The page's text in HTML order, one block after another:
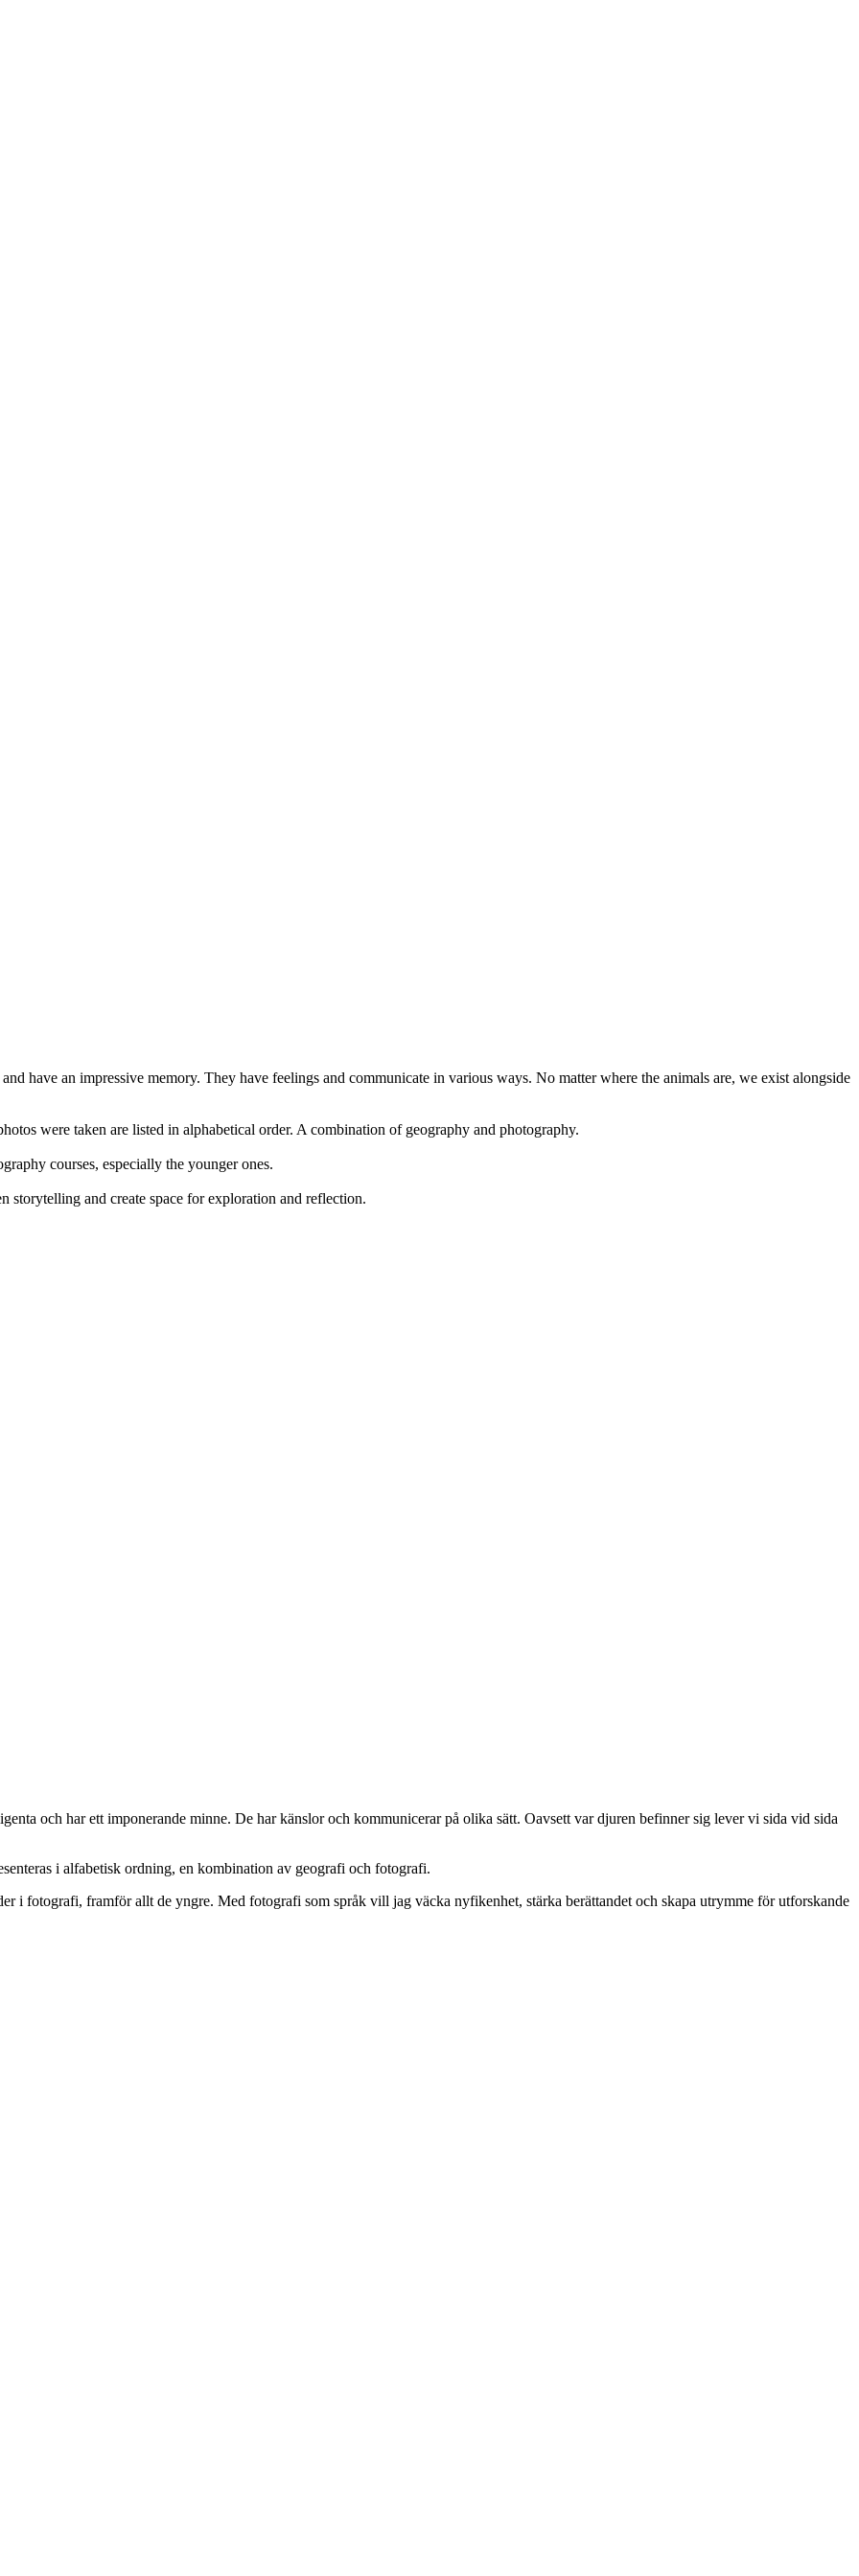
have an impressive memory. They have feelings and communicate in various ways. No matter where the animals are, we exist alongside
were taken are listed in alphabetical order. A combination of geography and photography.
courses, especially the younger ones.
storytelling and create space for exploration and reflection.
och har ett imponerande minne. De har känslor och kommunicerar på olika sätt. Oavsett var djuren befinner sig lever vi sida vid sida
i alfabetisk ordning, en kombination av geografi och fotografi.
i fotografi, framför allt de yngre. Med fotografi som språk vill jag väcka nyfikenhet, stärka berättandet och skapa utrymme för utforskande